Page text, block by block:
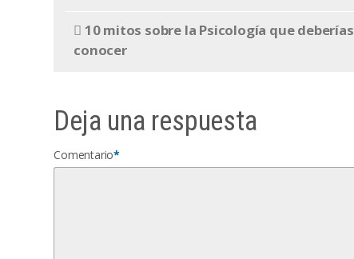
10 mitos sobre la Psicología que deberías
conocer
Deja una respuesta
Comentario*